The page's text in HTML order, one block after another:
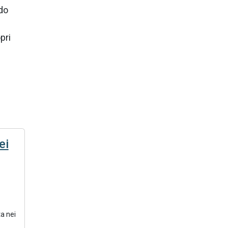
nei